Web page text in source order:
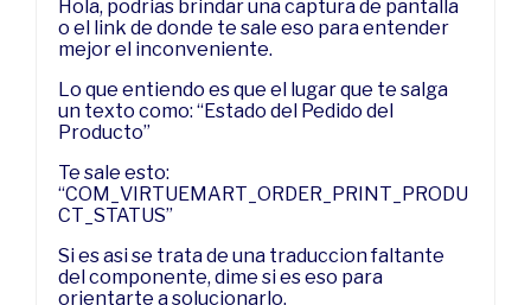
Hola, podrias brindar una captura de pantalla
o el link de donde te sale eso para entender
mejor el inconveniente.
Lo que entiendo es que el lugar que te salga
un texto como: “Estado del Pedido del
Producto”
Te sale esto:
“COM_VIRTUEMART_ORDER_PRINT_PRODU
CT_STATUS”
Si es asi se trata de una traduccion faltante
del componente, dime si es eso para
orientarte a solucionarlo.